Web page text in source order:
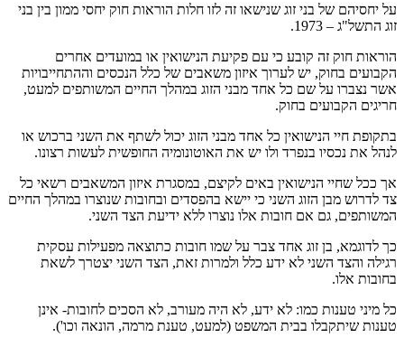
על יחסיהם של בני זוג שנישאו זה לזו חלות הוראות חוק יחסי ממון בין בני
זוג התשל"ג – 1973.
הוראות חוק זה קובע כי עם פקיעת הנישואין או במועדים אחרים
הקבועים בחוק, יש לערוך איזון משאבים של כלל הנכסים וההתחייבויות
אשר נצברו על שם כל אחד מבני הזוג במהלך החיים המשותפים למעט,
חריגים הקבועים בחוק.
בתקופת חיי הנישואין כל אחד מבני הזוג יכול לשתף את השני ברכוש או
לנהל את נכסיו בנפרד ולו יש את האוטונומיה החופשית לעשות רצונו.
אך ככל שחיי הנישואין באים לקיצם, במסגרת איזון המשאבים רשאי כל
צד לדרוש מבן הזוג השני כי יישא בהפסדים ובחובות שנוצרו במהלך החיים
המשותפים, גם אם חובות אלו נוצרו ללא ידיעת הצד השני.
כך לדוגמא, בן זוג אחד צבר על שמו חובות כתוצאה מפעילות עסקית
רגילה והצד השני לא ידע כלל ולמרות זאת, הצד השני יצטרך לשאת
בחובות אלו.
כל מיני טענות כמו: לא ידע, לא היה מעורב, לא הסכים לחובות- אינן
טענות שיתקבלו בבית המשפט (למעט, טענת מרמה, הונאה וכו').